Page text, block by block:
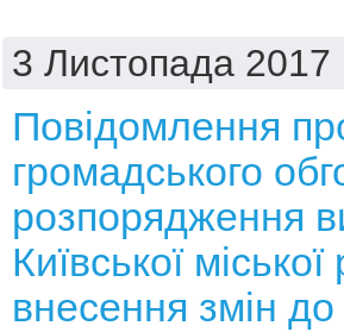
3 Листопада 2017
Повідомлення
громадського
розпорядження
Київської
внесення змін